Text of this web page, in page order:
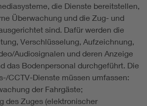
die Dienste bereitstellen,
Überwachung und die Zug- und
sind. Dafür werden die
Verschlüsselung, Aufzeichnung,
Audiosignalen und deren Anzeige
das Bodenpersonal durchgeführt. Die
CCTV-Dienste müssen umfassen:
der Fahrgäste;
des Zuges (elektronischer